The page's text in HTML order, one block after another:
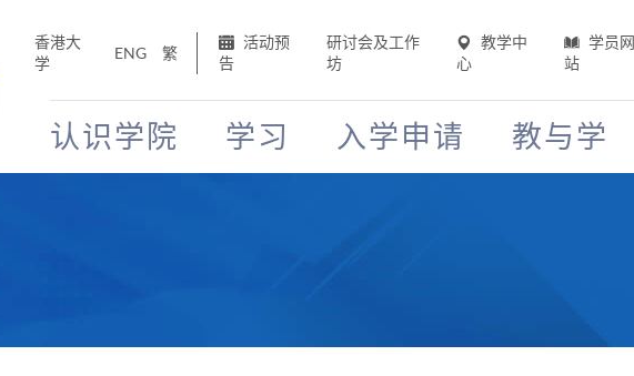
香港大
学
ENG 繁
活动预
告
研讨会及工作
坊
教学中
心
学员网
站
认识学院 学习 入学申请 教与学